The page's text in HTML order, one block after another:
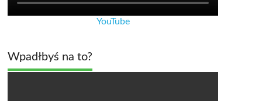
YouTube
Wpadłbyś na to?